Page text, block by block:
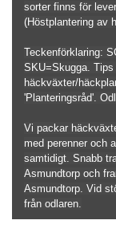
sorter finns för
(Höstplantering av
Teckenförklaring:
SKU=Skugga.
häckväxter/
'Planteringsråd'.
Vi packar
med perenner och
samtidigt. Snabb
Asmundtorp och
Asmundtorp. Vid
från odlaren.